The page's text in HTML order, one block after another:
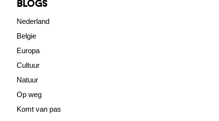
blogs
Nederland
Belgie
Europa
Cultuur
Natuur
Op weg
Komt van pas